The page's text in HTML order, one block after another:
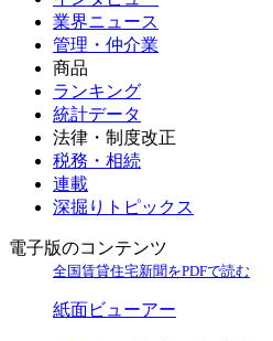
業界ニュース
管理・仲介業
商品
ランキング
統計データ
法律・制度改正
税務・相続
連載
深掘りトピックス
電子版のコンテンツ
全国賃貸住宅新聞をPDFで読む
紙面ビューアー